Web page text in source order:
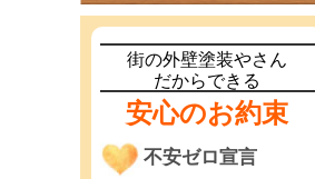
街の外壁塗装やさん
だからできる
安心のお約束
不安ゼロ宣言